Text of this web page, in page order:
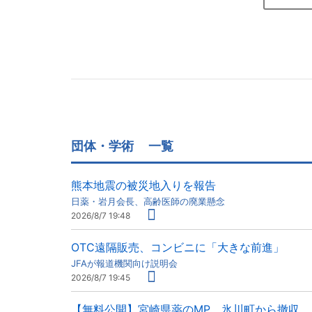
団体・学術 一覧
熊本地震の被災地入りを報告
日薬・岩月会長、高齢医師の廃業懸念
2026/8/7 19:48
OTC遠隔販売、コンビニに「大きな前進」
JFAが報道機関向け説明会
2026/8/7 19:45